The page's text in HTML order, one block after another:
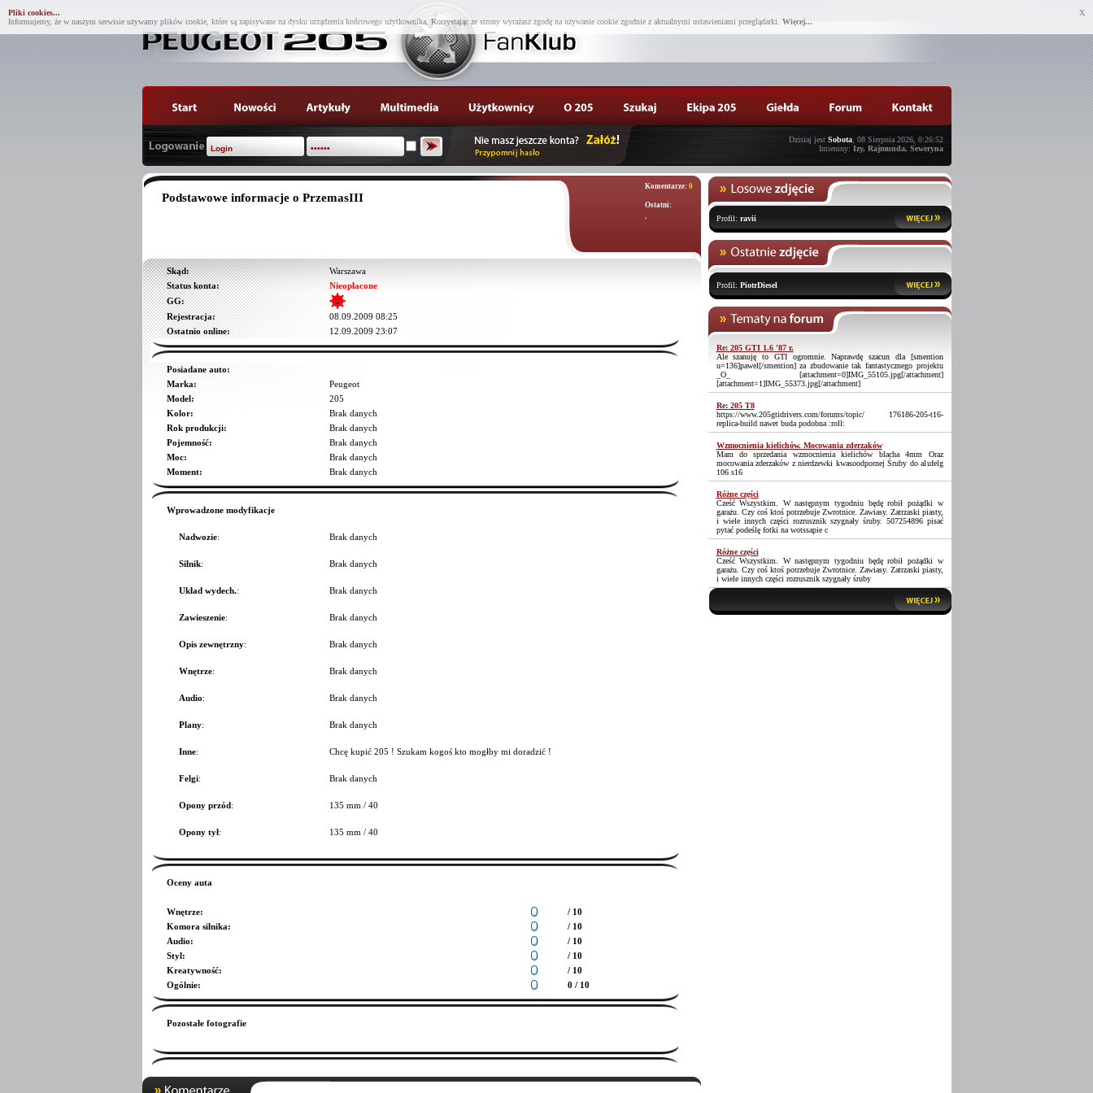
X
Pliki cookies...
Informujemy, że w naszym serwisie używamy plików cookie, które są zapisywane na dysku urządzenia końcowego użytkownika. Korzystając ze strony wyrażasz zgodę na używanie cookie zgodnie z aktualnymi ustawieniami przeglądarki. Więcej...
Dzisiaj jest Sobota, 08 Sierpnia 2026, 0:26:52
Imieniny: Izy, Rajmunda, Seweryna
Podstawowe informacje o PrzemasIII
Komentarze: 0
Ostatni:
,
Skąd:
Warszawa
Status konta:
Nieopłacone
GG:
Rejestracja:
08.09.2009 08:25
Ostatnio online:
12.09.2009 23:07
Posiadane auto:
Marka:
Peugeot
Model:
205
Kolor:
Brak danych
Rok produkcji:
Brak danych
Pojemność:
Brak danych
Moc:
Brak danych
Moment:
Brak danych
Wprowadzone modyfikacje
Nadwozie: Brak danych
Silnik: Brak danych
Układ wydech.: Brak danych
Zawieszenie: Brak danych
Opis zewnętrzny: Brak danych
Wnętrze: Brak danych
Audio: Brak danych
Plany: Brak danych
Inne: Chcę kupić 205 ! Szukam kogoś kto mogłby mi doradzić !
Felgi: Brak danych
Opony przód: 135 mm / 40
Opony tył: 135 mm / 40
Oceny auta
Wnętrze:
/ 10
Komora silnika:
/ 10
Audio:
/ 10
Styl:
/ 10
Kreatywność:
/ 10
Ogólnie: 0 / 10
Pozostałe fotografie
Profil: ravii
Profil: PiotrDiesel
Re: 205 GTI 1.6 '87 r.
Ale szanuję to GTI ogromnie. Naprawdę szacun dla [smention
u=136]pawel[/smention] za zbudowanie tak fantastycznego projektu
_O_ [attachment=0]IMG_55105.jpg[/attachment]
[attachment=1]IMG_55373.jpg[/attachment]
Re: 205 T8
https://www.205gtidrivers.com/forums/topic/ 176186-205-t16-
replica-build nawet buda podobna :roll:
Wzmocnienia kielichów. Mocowania zderzaków
Mam do sprzedania wzmocnienia kielichów blacha 4mm Oraz
mocowania zderzaków z nierdzewki kwasoodpornej Śruby do alufelg
106 s16
Różne części
Cześć Wszystkim. W następnym tygodniu będę robił pożądki w
garażu. Czy coś ktoś potrzebuje Zwrotnice. Zawiasy. Zatrzaski piasty,
i wiele innych części rozrusznik szygnały śruby. 507254896 pisać
pytać podeślę fotki na wotssapie c
Różne części
Cześć Wszystkim. W następnym tygodniu będę robił pożądki w
garażu. Czy coś ktoś potrzebuje Zwrotnice. Zawiasy. Zatrzaski piasty,
i wiele innych części rozrusznik szygnały śruby